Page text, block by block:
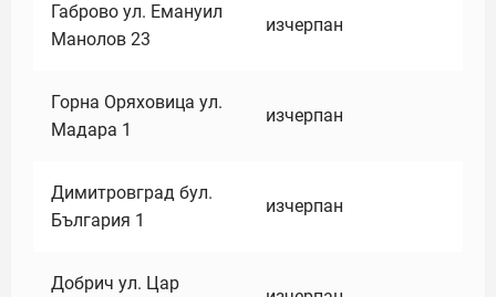
Габрово ул. Емануил
Манолов 23
изчерпан
Горна Оряховица ул.
Мадара 1
изчерпан
Димитровград бул.
България 1
изчерпан
Добрич ул. Цар